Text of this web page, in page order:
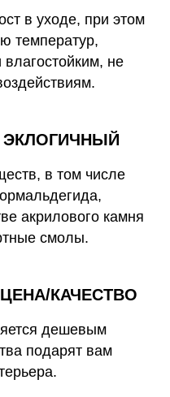
в уходе, при этом
температур,
влагостойким, не
в том числе
акрилового камня
смолы.
КАЧЕСТВО
дешевым
подарят вам